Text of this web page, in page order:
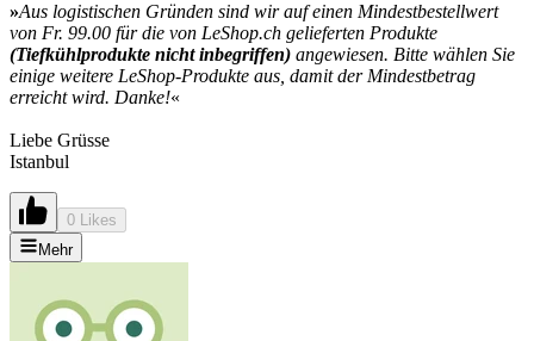
»Aus logistischen Gründen sind wir auf einen Mindestbestellwert
von Fr. 99.00 für die von LeShop.ch gelieferten Produkte
(Tiefkühlprodukte nicht inbegriffen) angewiesen. Bitte wählen Sie
einige weitere LeShop-Produkte aus, damit der Mindestbetrag
erreicht wird. Danke!«
Liebe Grüsse
Istanbul
0 Likes
Mehr